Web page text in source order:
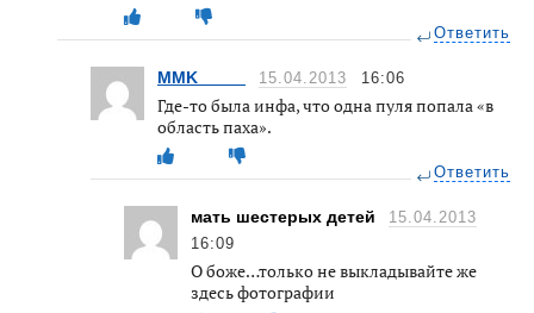
Ответить
MMK_____ 15.04.2013 16:06
Где-то была инфа, что одна пуля попала «в
область паха».
Ответить
мать шестерых детей
15.04.2013
16:09
О боже…только не выкладывайте же
здесь фотографии